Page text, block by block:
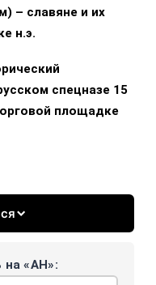
– славяне и их
н.э.
спецназе 15
площадке
на «АН»: